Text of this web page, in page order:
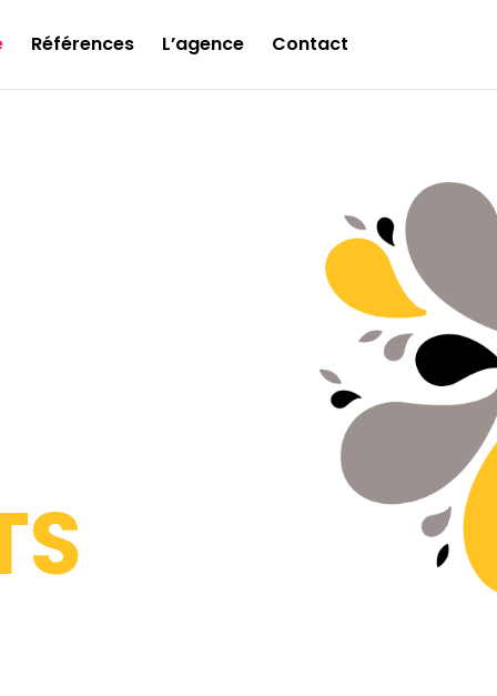
Références L’agence Contact